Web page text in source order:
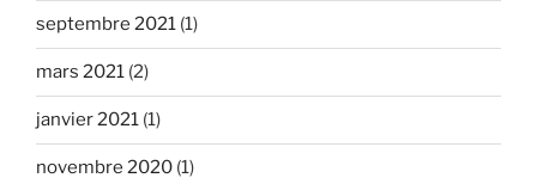
septembre 2021 (1)
mars 2021 (2)
janvier 2021 (1)
novembre 2020 (1)